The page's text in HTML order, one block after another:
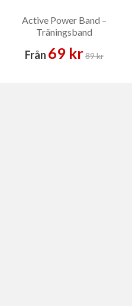
Active Power Band –
Träningsband
Från 69 kr89 kr